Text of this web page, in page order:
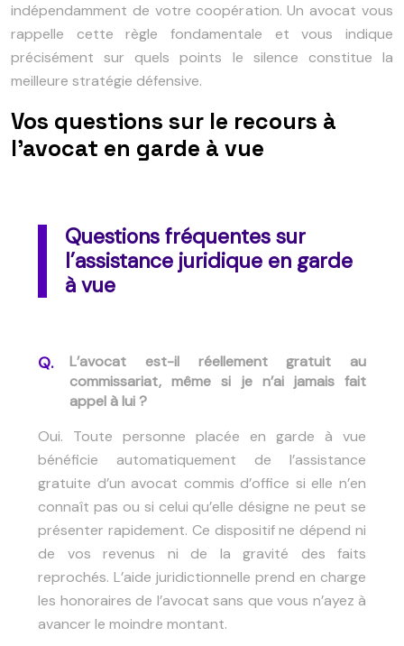
indépendamment de votre coopération. Un avocat vous
rappelle cette règle fondamentale et vous indique
précisément sur quels points le silence constitue la
meilleure stratégie défensive.
Vos questions sur le recours à
l’avocat en garde à vue
Questions fréquentes sur
l’assistance juridique en garde
à vue
L’avocat est-il réellement gratuit au
commissariat, même si je n’ai jamais fait
appel à lui ?
Oui. Toute personne placée en garde à vue
bénéficie automatiquement de l’assistance
gratuite d’un avocat commis d’office si elle n’en
connaît pas ou si celui qu’elle désigne ne peut se
présenter rapidement. Ce dispositif ne dépend ni
de vos revenus ni de la gravité des faits
reprochés. L’aide juridictionnelle prend en charge
les honoraires de l’avocat sans que vous n’ayez à
avancer le moindre montant.